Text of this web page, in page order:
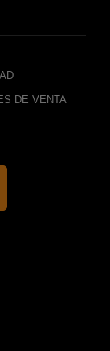
DE VENTA